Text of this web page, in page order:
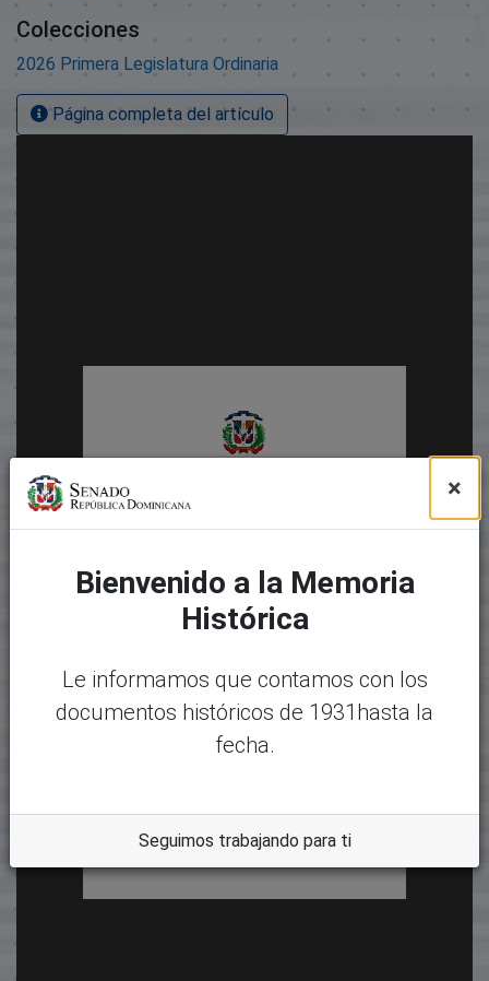
Colecciones
2026 Primera Legislatura Ordinaria
Página completa del artículo
×
Bienvenido a la Memoria
Histórica
Le informamos que contamos con los
documentos históricos de 1931hasta la
fecha.
Seguimos trabajando para ti